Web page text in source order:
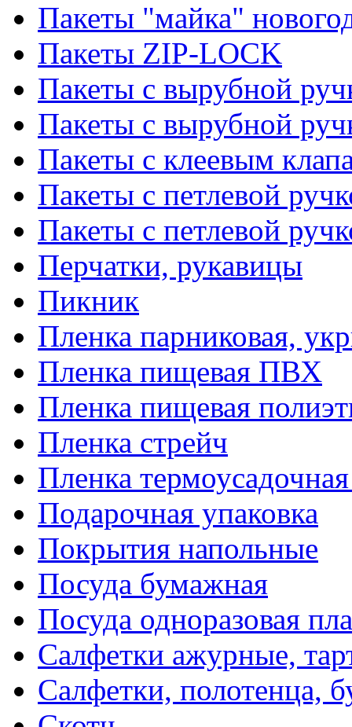
Пакеты "майка"
Пакеты ZIP-LOCK
Пакеты с вырубной
Пакеты с вырубной
Пакеты с клеевым
Пакеты с петлевой
Пакеты с петлевой
Перчатки, рукавицы
Пикник
Пленка парниковая,
Пленка пищевая ПВХ
Пленка пищевая
Пленка стрейч
Пленка
Подарочная упаковка
Покрытия напольные
Посуда бумажная
Посуда одноразовая
Салфетки ажурные,
Салфетки, полотенца,